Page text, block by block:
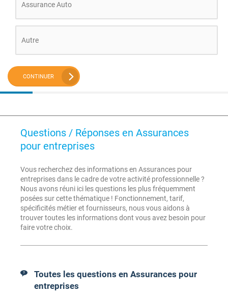
Assurance Auto
Autre
CONTINUER
Questions / Réponses en Assurances
pour entreprises
Vous recherchez des informations en Assurances pour
entreprises dans le cadre de votre activité professionnelle ?
Nous avons réuni ici les questions les plus fréquemment
posées sur cette thématique ! Fonctionnement, tarif,
spécificités métier et fournisseurs, nous vous aidons à
trouver toutes les informations dont vous avez besoin pour
faire votre choix.
Toutes les questions en Assurances pour
entreprises